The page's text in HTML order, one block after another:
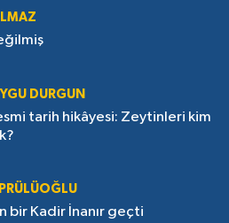
DURGUN
tarih hikâyesi: Zeytinleri kim
bir Kadir İnanır geçti